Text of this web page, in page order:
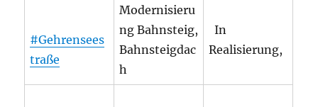
#Gehrensees
traße
Modernisieru
ng Bahnsteig,
Bahnsteigdac
h
In
Realisierung,